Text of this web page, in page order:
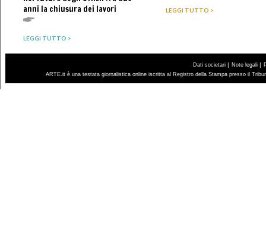
anni la chiusura dei lavori
LEGGI TUTTO >
LEGGI TUTTO >
Dati societari | Note legali |
ARTE.it è una testata giornalistica online iscritta al Registro della Stampa presso il